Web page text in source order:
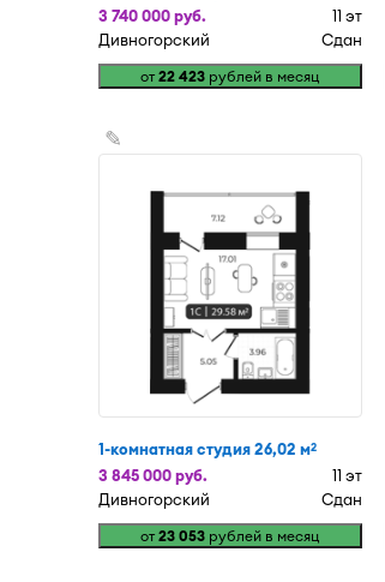
3 740 000 руб.
11 эт
Дивногорский
Сдан
от22 423 рублей в месяц
✎
1-комнатная студия 26,02 м2
3 845 000 руб.
11 эт
Дивногорский
Сдан
от23 053 рублей в месяц